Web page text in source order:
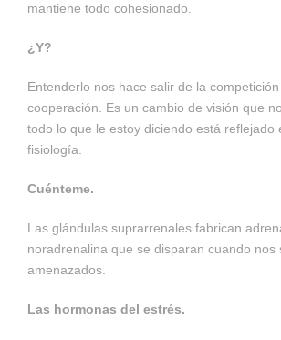
mantiene todo cohesionado.
¿Y?
Entenderlo nos hace salir de la
cooperación. Es un cambio de visión que
todo lo que le estoy diciendo está reflejado
fisiología.
Cuénteme.
Las glándulas suprarrenales fabrican
noradrenalina que se disparan cuando nos
amenazados.
Las hormonas del estrés.